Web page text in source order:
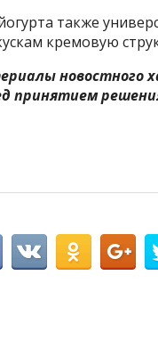
также
кремовую
новостного
принятием